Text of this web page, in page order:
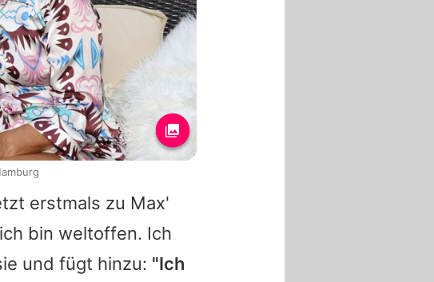
erstmals zu Max'
bin weltoffen. Ich
und fügt hinzu: "Ich